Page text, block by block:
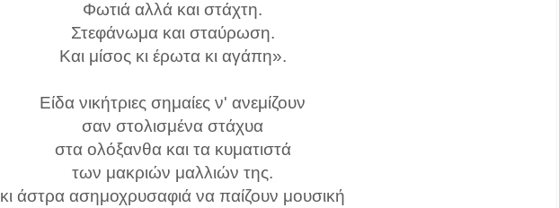
Φωτιά αλλά και στάχτη.
Στεφάνωμα και σταύρωση.
Και μίσος κι έρωτα κι αγάπη».
Είδα νικήτριες σημαίες ν' ανεμίζουν
σαν στολισμένα στάχυα
στα ολόξανθα και τα κυματιστά
των μακριών μαλλιών της.
κι άστρα ασημοχρυσαφιά να παίζουν μουσική